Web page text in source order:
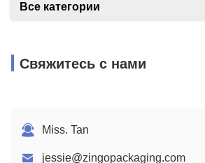
Все категории
Свяжитесь с нами
Miss. Tan
jessie@zingopackaging.com